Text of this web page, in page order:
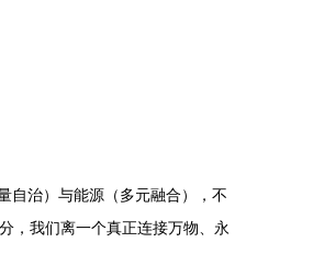
自治）与能源（多元融合），不
，我们离一个真正连接万物、永